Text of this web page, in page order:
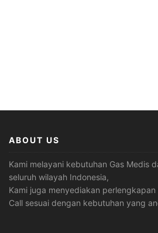
ABOUT US
Kami melayani kebutuhan Gas Medis
seluruh wilayah Indonesia,
Kami juga menyediakan
Call sesuai dengan kebutuhan yang